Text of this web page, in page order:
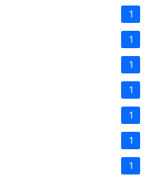
1
1
1
1
1
1
1